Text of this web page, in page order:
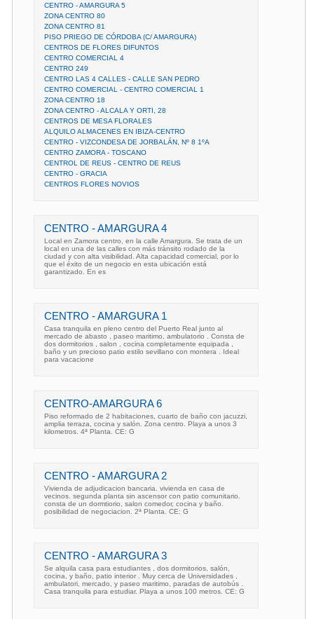
CENTRO - AMARGURA 5
ZONA CENTRO 80
ZONA CENTRO 81
PISO PRIEGO DE CÓRDOBA (C/ AMARGURA)
CENTROS DE FLORES DIFUNTOS
CENTRO COMERCIAL 4
CENTRO 249
CENTRO LAS 4 CALLES - CALLE SAN PEDRO
CENTRO COMERCIAL - CENTRO COMERCIAL 1
ZONA CENTRO 18
ZONA CENTRO - ALCALA Y ORTI, 28
CENTROS DE MESA FLORALES
ALQUILO ALMACENES EN IBIZA-CENTRO
CENTRO - VIZCONDESA DE JORBALÁN, Nº 8 1ºA
CENTRO ZAMORA - TOSCANO
CENTROL DE REUS - CENTRO DE REUS
CENTRO - GRACIA
CENTROS FLORES NOVIOS
CENTRO - AMARGURA 4
Local en Zamora centro, en la calle Amargura. Se trata de un
local en una de las calles con más tránsito rodado de la
ciudad y con alta visibilidad. Alta capacidad comercial, por lo
que el éxito de un negocio en esta ubicación está
garantizado. En es
CENTRO - AMARGURA 1
Casa tranquila en pleno centro del Puerto Real junto al
mercado de abasto , paseo maritimo, ambulatorio . Consta de
dos dormitorios , salon , cocina completamente equipada ,
baño y un precioso patio estilo sevillano con montera . Ideal
para vacacione
CENTRO-AMARGURA 6
Piso reformado de 2 habitaciones, cuarto de baño con jacuzzi,
amplia terraza, cocina y salón. Zona centro. Playa a unos 3
kilometros. 4ª Planta. CE: G
CENTRO - AMARGURA 2
Vivienda de adjudicacion bancaria. vivienda en casa de
vecinos. segunda planta sin ascensor con patio comunitario.
consta de un dormtiorio, salon comedor, cocina y baño.
posibilidad de negociacion. 2ª Planta. CE: G
CENTRO - AMARGURA 3
Se alquila casa para estudiantes , dos dormitorios, salón,
cocina, y baño, patio interior . Muy cerca de Universidades ,
ambulatori, mercado, y paseo maritimo, paradas de autobús .
Casa tranquila para estudiar. Playa a unos 100 metros. CE: G